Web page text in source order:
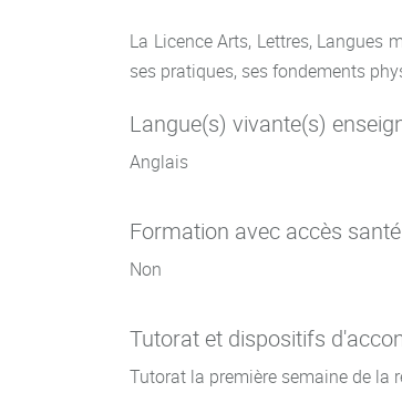
La Licence Arts, Lettres, Langues
ses pratiques, ses fondements
Langue(s) vivante(s)
Anglais
Formation avec accès santé
Non
Tutorat et dispositifs
Tutorat la première semaine de la